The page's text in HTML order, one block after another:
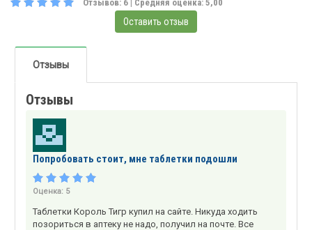
Отзывов: 6 | Средняя оценка: 5,00
Оставить отзыв
Отзывы
Отзывы
Попробовать стоит, мне таблетки подошли
Оценка: 5
Таблетки Король Тигр купил на сайте. Никуда ходить
позориться в аптеку не надо, получил на почте. Все